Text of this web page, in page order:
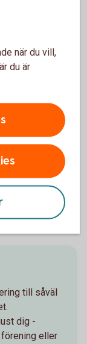
Vi har
och finns
om det är
att bli
till såväl
dig -
eller
när du vill,
du är